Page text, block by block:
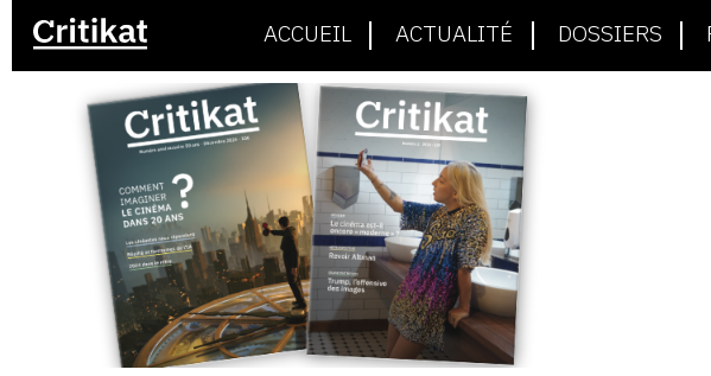
ACCUEIL ACTUALITÉ DOSSIERS